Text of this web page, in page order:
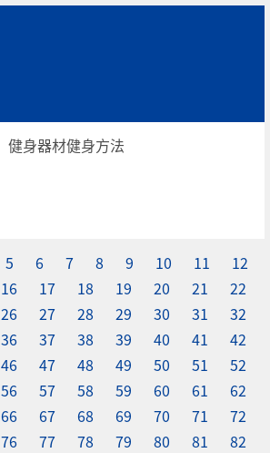
健身器材健身方法
5 6 7 8 9 10 11
12
16 17 18 19 20 21
22
26 27 28 29 30 31
32
36 37 38 39 40 41
42
46 47 48 49 50 51
52
56 57 58 59 60 61
62
66 67 68 69 70 71
72
76 77 78 79 80 81
82